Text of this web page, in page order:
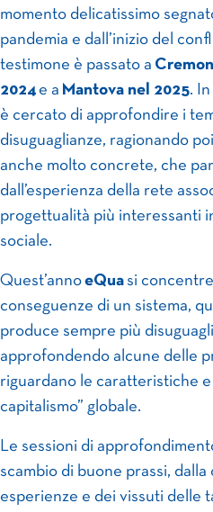
momento delicatissimo
pandemia e dall’inizio del
testimone è passato a
2024 e a Mantova nel 2025.
è cercato di approfondire i
disuguaglianze, ragionando
anche molto concrete, che
dall’esperienza della rete
progettualità più interessanti
sociale.
Quest’annoeQuasi
conseguenze di un sistema,
produce sempre più
approfondendo alcune delle
riguardano le caratteristiche
capitalismo” globale.
Le sessioni di
scambio di buone prassi, dalla
esperienze e dei vissuti delle